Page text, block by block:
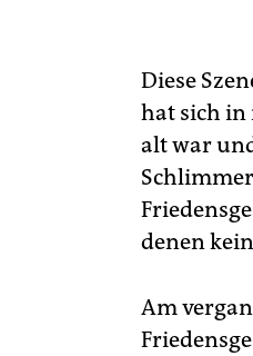
Diese
hat sich in
alt war
denen
Am